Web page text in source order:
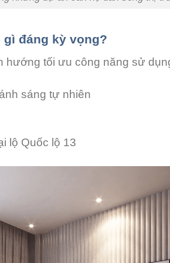
gì đáng kỳ vọng?
hướng tối ưu công năng sử
sáng tự nhiên
lộ Quốc lộ 13